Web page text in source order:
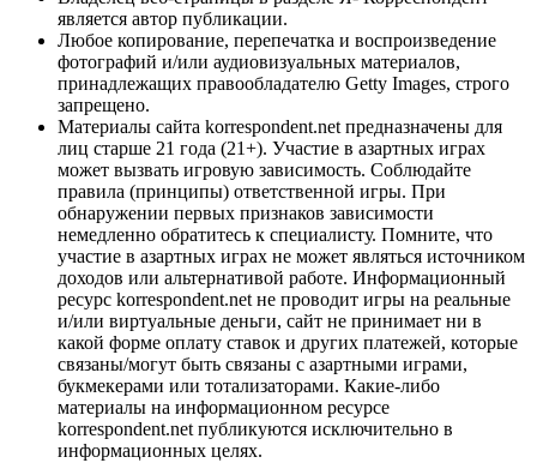
является автор публикации.
Любое копирование, перепечатка и воспроизведение
фотографий и/или аудиовизуальных материалов,
принадлежащих правообладателю Getty Images, строго
запрещено.
Материалы сайта korrespondent.net предназначены для
лиц старше 21 года (21+). Участие в азартных играх
может вызвать игровую зависимость. Соблюдайте
правила (принципы) ответственной игры. При
обнаружении первых признаков зависимости
немедленно обратитесь к специалисту. Помните, что
участие в азартных играх не может являться источником
доходов или альтернативой работе. Информационный
ресурс korrespondent.net не проводит игры на реальные
и/или виртуальные деньги, сайт не принимает ни в
какой форме оплату ставок и других платежей, которые
связаны/могут быть связаны с азартными играми,
букмекерами или тотализаторами. Какие-либо
материалы на информационном ресурсе
korrespondent.net публикуются исключительно в
информационных целях.